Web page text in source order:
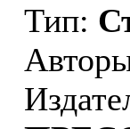
Тип: